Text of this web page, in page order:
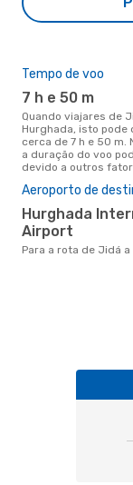
Tempo de voo
7 h e 50 m
Quando viajares de Jidá para
Hurghada, isto pode
cerca de 7 h e 50 m.
a duração do voo
devido a outros
Aeroporto de
Hurghada International
Airport
Para a rota de Jidá